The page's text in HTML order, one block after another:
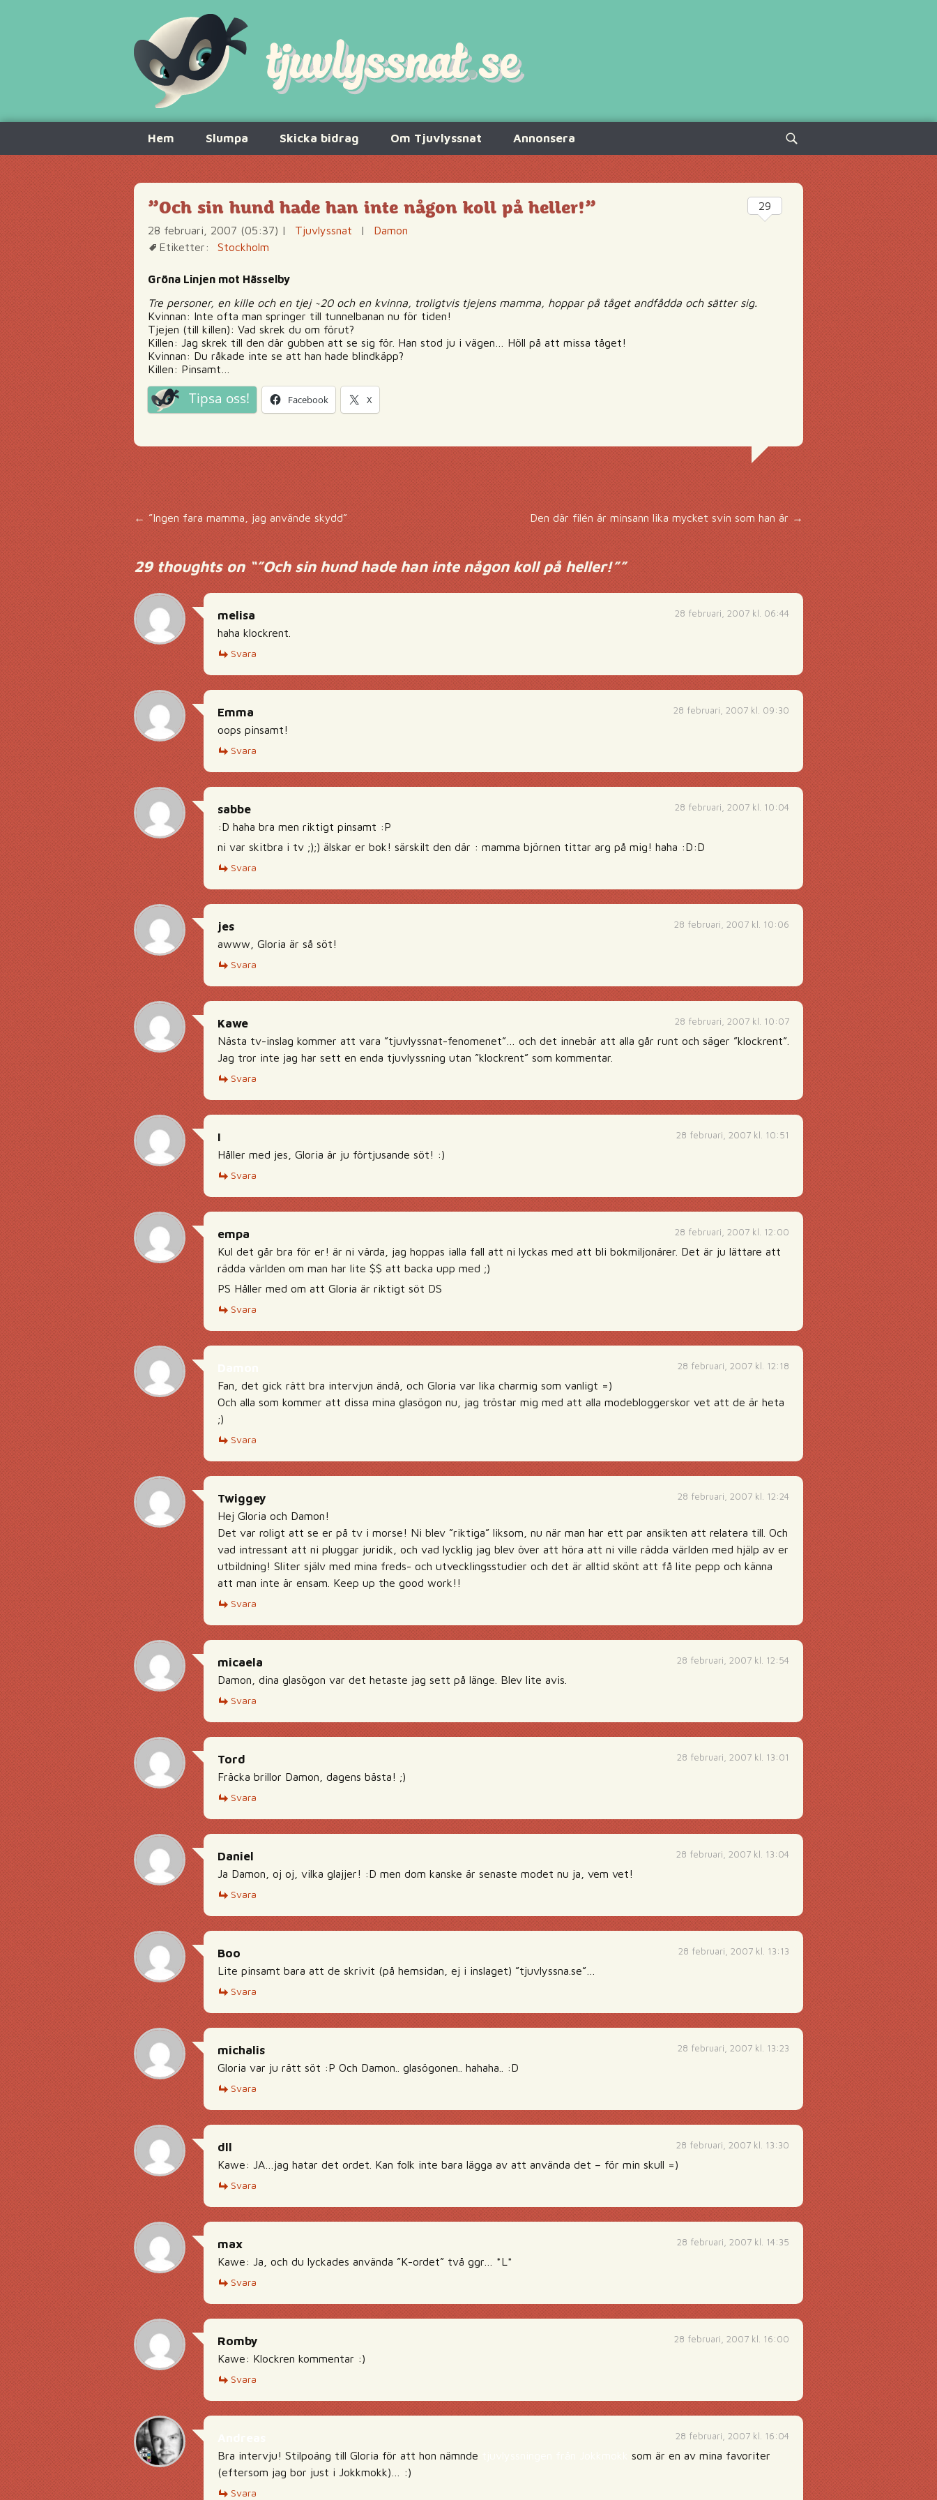
innehåll
Hem Slumpa Skicka bidrag Om Tjuvlyssnat Annonsera
Sök
efter:
”Och sin hund hade han inte någon koll på heller!”
28 februari, 2007 (05:37) | Tjuvlyssnat |
Damon
Etiketter:
Stockholm
Gröna Linjen mot Hässelby
Tre personer, en kille och en tjej ~20 och en kvinna, troligtvis tjejens mamma, hoppar på tåget andfådda och sätter sig.
Kvinnan: Inte ofta man springer till tunnelbanan nu för tiden!
Tjejen (till killen): Vad skrek du om förut?
Killen: Jag skrek till den där gubben att se sig för. Han stod ju i vägen… Höll på att missa tåget!
Kvinnan: Du råkade inte se att han hade blindkäpp?
Killen: Pinsamt…
Tipsa oss! Facebook X
29
Inläggsnavigering
← ”Ingen fara mamma, jag använde skydd” Den där filén är minsann lika mycket svin som han är →
29 thoughts on “”Och sin hund hade han inte någon koll på heller!””
28 februari, 2007 kl. 06:44
melisa
haha klockrent.
Svara
28 februari, 2007 kl. 09:30
Emma
oops pinsamt!
Svara
28 februari, 2007 kl. 10:04
sabbe
:D haha bra men riktigt pinsamt :P
ni var skitbra i tv ;);) älskar er bok! särskilt den där : mamma björnen tittar arg på mig! haha :D:D
Svara
28 februari, 2007 kl. 10:06
jes
awww, Gloria är så söt!
Svara
28 februari, 2007 kl. 10:07
Kawe
Nästa tv-inslag kommer att vara ”tjuvlyssnat-fenomenet”… och det innebär att alla går runt och säger ”klockrent”.
Jag tror inte jag har sett en enda tjuvlyssning utan ”klockrent” som kommentar.
Svara
28 februari, 2007 kl. 10:51
I
Håller med jes, Gloria är ju förtjusande söt! :)
Svara
28 februari, 2007 kl. 12:00
empa
Kul det går bra för er! är ni värda, jag hoppas ialla fall att ni lyckas med att bli bokmiljonärer. Det är ju lättare att
rädda världen om man har lite $$ att backa upp med ;)
PS Håller med om att Gloria är riktigt söt DS
Svara
28 februari, 2007 kl. 12:18
Fan, det gick rätt bra intervjun ändå, och Gloria var lika charmig som vanligt =)
Och alla som kommer att dissa mina glasögon nu, jag tröstar mig med att alla modebloggerskor vet att de är heta
;)
Svara
28 februari, 2007 kl. 12:24
Twiggey
Hej Gloria och Damon!
Det var roligt att se er på tv i morse! Ni blev ”riktiga” liksom, nu när man har ett par ansikten att relatera till. Och
vad intressant att ni pluggar juridik, och vad lycklig jag blev över att höra att ni ville rädda världen med hjälp av er
utbildning! Sliter själv med mina freds- och utvecklingsstudier och det är alltid skönt att få lite pepp och känna
att man inte är ensam. Keep up the good work!!
Svara
28 februari, 2007 kl. 12:54
micaela
Damon, dina glasögon var det hetaste jag sett på länge. Blev lite avis.
Svara
28 februari, 2007 kl. 13:01
Tord
Fräcka brillor Damon, dagens bästa! ;)
Svara
28 februari, 2007 kl. 13:04
Daniel
Ja Damon, oj oj, vilka glajjer! :D men dom kanske är senaste modet nu ja, vem vet!
Svara
28 februari, 2007 kl. 13:13
Boo
Lite pinsamt bara att de skrivit (på hemsidan, ej i inslaget) ”tjuvlyssna.se”…
Svara
28 februari, 2007 kl. 13:23
michalis
Gloria var ju rätt söt :P Och Damon.. glasögonen.. hahaha.. :D
Svara
28 februari, 2007 kl. 13:30
dll
Kawe: JA…jag hatar det ordet. Kan folk inte bara lägga av att använda det – för min skull =)
Svara
28 februari, 2007 kl. 14:35
max
Kawe: Ja, och du lyckades använda ”K-ordet” två ggr… *L*
Svara
28 februari, 2007 kl. 16:00
Romby
Kawe: Klockren kommentar :)
Svara
28 februari, 2007 kl. 16:04
Bra intervju! Stilpoäng till Gloria för att hon nämnde
som är en av mina favoriter
(eftersom jag bor just i Jokkmokk)… :)
Svara